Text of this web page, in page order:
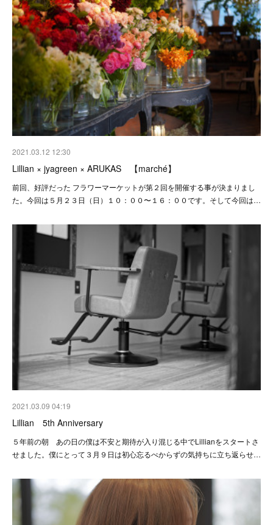
2021.03.12 12:30
Lillian × jyagreen × ARUKAS 【marché】
前回、好評だった フラワーマーケットが第２回を開催する事が決まりまし
た。今回は５月２３日（日）１０：００〜１６：００です。そして今回は…
2021.03.09 04:19
Lillian 5th Anniversary
５年前の朝 あの日の僕は不安と期待が入り混じる中でLillianをスタートさ
せました。僕にとって３月９日は初心忘るべからずの気持ちに立ち返らせ…